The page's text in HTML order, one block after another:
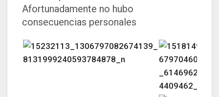
Afortunadamente no hubo
consecuencias personales